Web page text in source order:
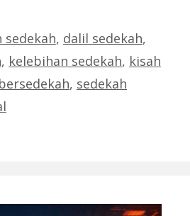
sedekah, dalil sedekah,
, kelebihan sedekah, kisah
, sedekah